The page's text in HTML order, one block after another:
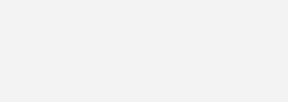
did not exist: a new database
file full: wait...
to 48 MB
to 48 MB
to ./ib_logfile0